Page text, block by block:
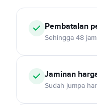
Pembatalan
Sehingga 48
Jaminan
Sudah jumpa